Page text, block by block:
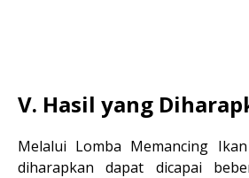
V. Hasil yang
Melalui Lomba Memancing
diharapkan dapat dicapai